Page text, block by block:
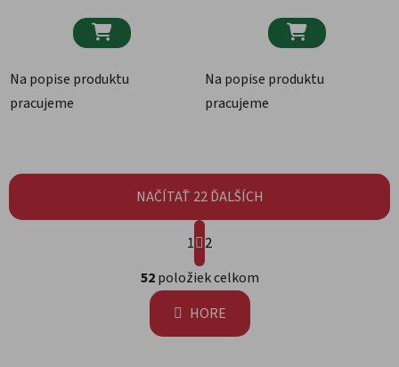

Na popise produktu
pracujeme

Na popise produktu
pracujeme
Ovládacie prvky výpisu
NAČÍTAŤ 22 ĎALŠÍCH
Stránkovanie
1
2
52položiek celkom
HORE